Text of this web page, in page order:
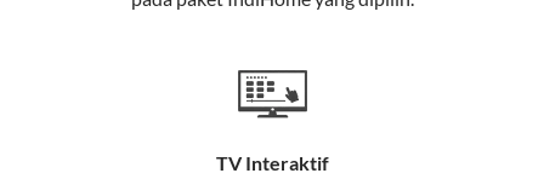
satu paket.
Teknologi di Balik WiFi IndiHome
Wifi IndiHome menggunakan teknologi Fiber To The
menggunakan kabel serat optik hingga ke rumah
TV Interaktif